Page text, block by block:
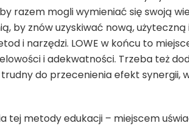
razem mogli wymieniać się swoją
by znów uzyskiwać nową,
i narzędzi. LOWE w końcu to
i adekwatności. Trzeba też
do przecenienia efekt synergii,
tej metody edukacji – miejscem